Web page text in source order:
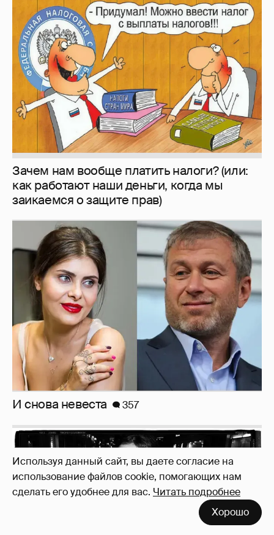
Используя данный сайт, вы даете согласие на
использование файлов cookie, помогающих нам
сделать его удобнее для вас. Читать подробнее
Хорошо
Зачем нам вообще платить налоги? (или:
как работают наши деньги, когда мы
заикаемся о защите прав)
И снова невеста 357